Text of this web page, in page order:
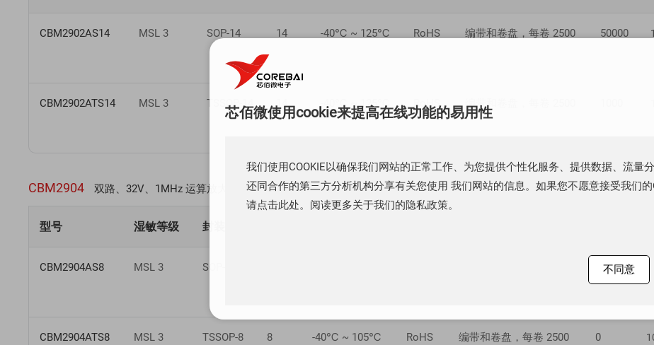
CBM2902AS14 MSL 3 SOP-14 14 -40℃ ~ 125℃ RoHS 编带和卷盘，每卷 2500 50000
CBM2902ATS14 MSL 3 TSSOP-14 14 -40℃ ~ 125℃ RoHS 编带和卷盘，每卷 2500
CBM2904 双路、32V、1MHz 运算放大器
型号 湿敏等级 封装
CBM2904AS8 MSL 3 SOP-8 10000
CBM2904ATS8 MSL 3 TSSOP-8 8 -40℃ ~ 105℃ RoHS 编带和卷盘，每卷 2500 0
芯佰微使用cookie来提高在线功能的易用性
我们使用COOKIE以确保我们网站的正常工作、为您提供个性化服务、提供数据、流量
还同合作的第三方分析机构分享有关您使用 我们网站的信息。如果您不愿意接受我们的
请点击此处。阅读更多关于我们的隐私政策。
不同意